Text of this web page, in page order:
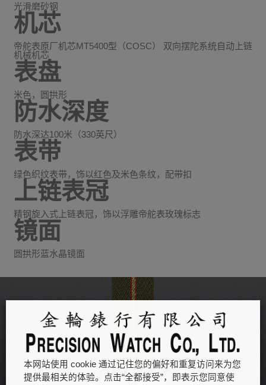
光滑磨砂钢
机芯
帝舵表原厂机芯MT5400型（COSC） 双向摆陀系统自动上链
机械机芯
表盘
米色，圆拱形
防水深度
防水深达100米（330英尺）
表带
绿色织纹表带，饰以红色及米色条纹，配带扣
上链表冠
精钢旋入式上链表冠，饰以浮雕帝舵表玫瑰标志
镜面
圆拱形蓝水晶镜面
本网站使用 cookie 通过记住您的偏好和重复访问来为您
提供最相关的体验。点击“全都接受”，即表示您同意使